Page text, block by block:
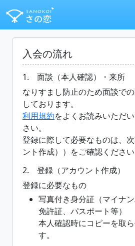
入会の流れ
1. 面談（本人確認）・来所
なりすまし防止のため面談で
しております。
利用規約をよくお読みいただ
さい。
登録に際して必要なものは、
ント作成））をご確認ください
2. 登録（アカウント作成）
登録に必要なもの
写真付き身分証（マイナ
免許証、パスポート等）
本人確認時にコピーを取
す。